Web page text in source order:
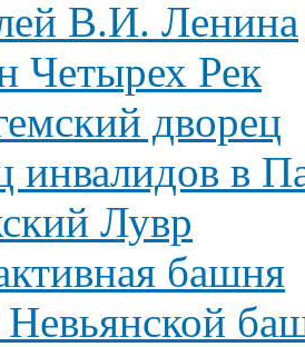
В.И. Ленина
Четырех Рек
дворец
инвалидов в
Лувр
башня